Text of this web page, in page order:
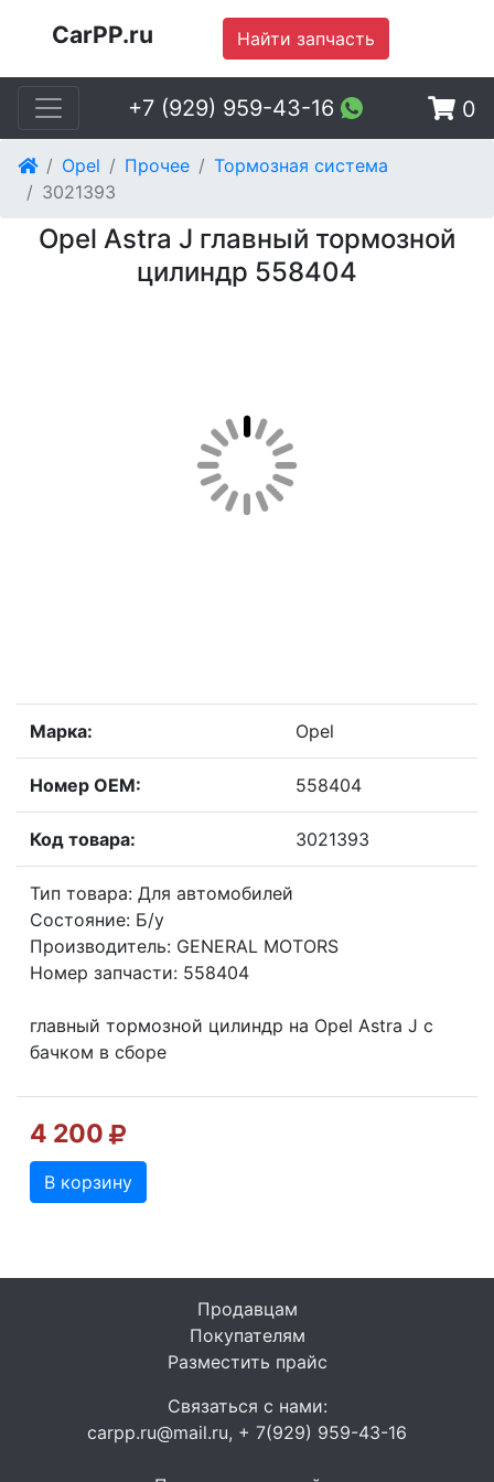
CarPP.ru Найти запчасть
+7 (929) 959-43-16 0
Opel Прочее
Тормозная система
3021393
Opel Astra J главный тормозной
цилиндр 558404
Марка: Opel
Номер OEM: 558404
Код товара: 3021393
Тип товара: Для автомобилей
Состояние: Б/у
Производитель: GENERAL MOTORS
Номер запчасти: 558404
главный тормозной цилиндр на Opel Astra J с
бачком в сборе
4 200
В корзину
Продавцам
Покупателям
Разместить прайс
Связаться с нами:
carpp.ru@mail.ru, + 7(929) 959-43-16